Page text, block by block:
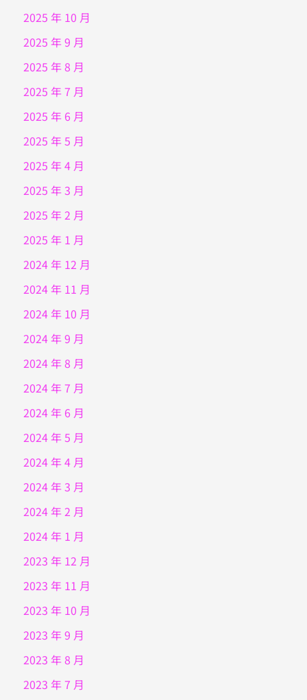
2025 年 10 月
2025 年 9 月
2025 年 8 月
2025 年 7 月
2025 年 6 月
2025 年 5 月
2025 年 4 月
2025 年 3 月
2025 年 2 月
2025 年 1 月
2024 年 12 月
2024 年 11 月
2024 年 10 月
2024 年 9 月
2024 年 8 月
2024 年 7 月
2024 年 6 月
2024 年 5 月
2024 年 4 月
2024 年 3 月
2024 年 2 月
2024 年 1 月
2023 年 12 月
2023 年 11 月
2023 年 10 月
2023 年 9 月
2023 年 8 月
2023 年 7 月